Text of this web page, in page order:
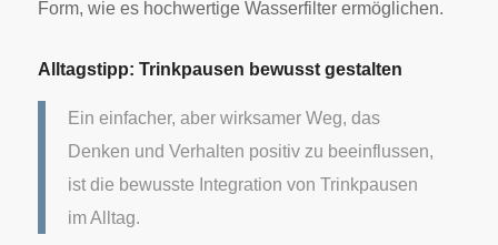
Form, wie es hochwertige Wasserfilter ermöglichen.
Alltagstipp: Trinkpausen bewusst gestalten
Ein einfacher, aber wirksamer Weg, das
Denken und Verhalten positiv zu beeinflussen,
ist die bewusste Integration von Trinkpausen
im Alltag.